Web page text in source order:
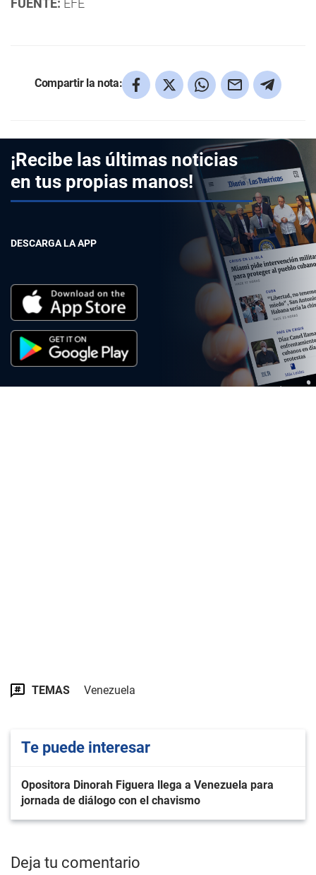
FUENTE: EFE
Compartir la nota:
¡Recibe las últimas noticias
en tus propias manos!
DESCARGA LA APP
TEMAS Venezuela
Te puede interesar
Opositora Dinorah Figuera llega a Venezuela para
jornada de diálogo con el chavismo
Deja tu comentario